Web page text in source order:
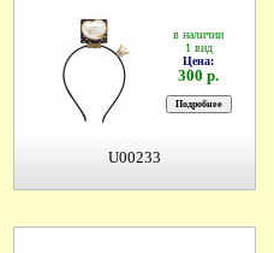
в наличии
1 вид
Цена:
300 р.
U00233